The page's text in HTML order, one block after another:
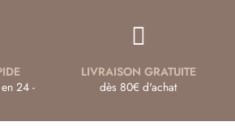
24 -
LIVRAISON GRATUITE
dès 80€ d'achat